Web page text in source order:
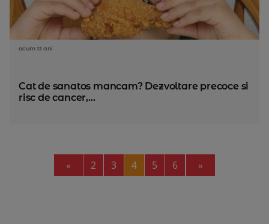
acum 13 ani
Cat de sanatos mancam? Dezvoltare precoce si
risc de cancer,...
« Previous
2 3 4 5 6 »